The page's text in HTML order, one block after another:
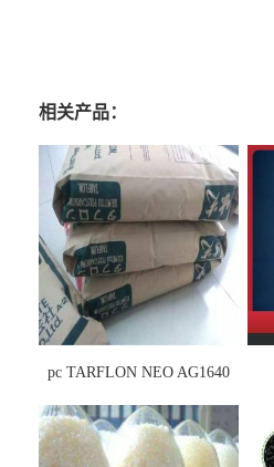
相关产品：
pc TARFLON NEO AG1640